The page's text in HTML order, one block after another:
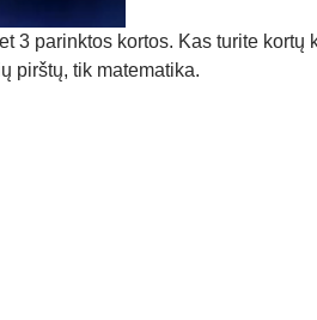
3 parinktos kortos. Kas turite kortų
pirštų, tik matematika.